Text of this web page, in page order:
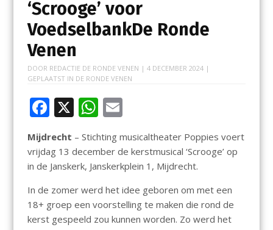
‘Scrooge’ voor
VoedselbankDe Ronde
Venen
DOOR REDACTIE DE RONDE VENEN | 4 DECEMBER 2024|
GEPLAATST IN DE RONDE VENEN
F
ac
e
b
o
o
k
X W
at
s
A
p
p
E
ai
l
Mijdrecht – Stichting musicaltheater Poppies voert
vrijdag 13 december de kerstmusical ‘Scrooge’ op
in de Janskerk, Janskerkplein 1, Mijdrecht.
In de zomer werd het idee geboren om met een
18+ groep een voorstelling te maken die rond de
kerst gespeeld zou kunnen worden. Zo werd het